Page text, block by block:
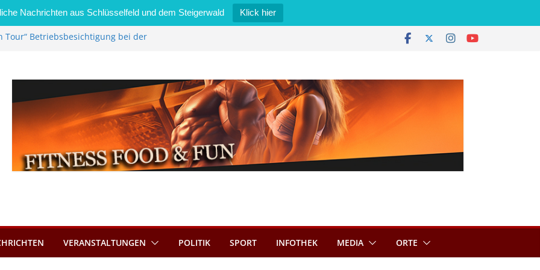
Nachrichten aus Schlüsselfeld und dem Steigerwald Klick hier
Tour“ Betriebsbesichtigung bei der
bietet Online-Anmeldung für
an
im Wert von 600 Euro
VERANSTALTUNGEN POLITIK SPORT INFOTHEK MEDIA ORTE